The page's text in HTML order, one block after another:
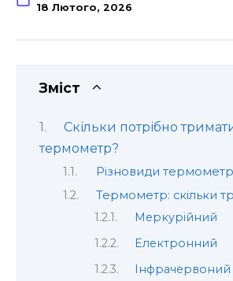
18 Лютого, 2026
Зміст
Скільки потрібно
термометр?
Різновиди
Термометр: скільки
Меркурійний
Електронний
Інфрачервоний